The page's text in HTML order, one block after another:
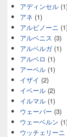
アディンセル
アネ (1)
アルビノーニ
アルベニス (3)
アルベルガ(1)
アルベロ (1)
アーベル (1)
イザイ (2)
イベール (2)
イルマル (1)
ウェーバー (3)
ウェーベルン
ウッチェリーニ